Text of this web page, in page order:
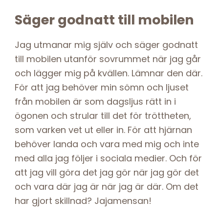
Säger godnatt till mobilen
Jag utmanar mig själv och säger godnatt
till mobilen utanför sovrummet när jag går
och lägger mig på kvällen. Lämnar den där.
För att jag behöver min sömn och ljuset
från mobilen är som dagsljus rätt in i
ögonen och strular till det för tröttheten,
som varken vet ut eller in. För att hjärnan
behöver landa och vara med mig och inte
med alla jag följer i sociala medier. Och för
att jag vill göra det jag gör när jag gör det
och vara där jag är när jag är där. Om det
har gjort skillnad? Jajamensan!